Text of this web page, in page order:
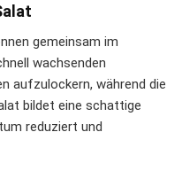
gemeinsam im
wachsenden
aufzulockern, während die
bildet eine schattige
reduziert und